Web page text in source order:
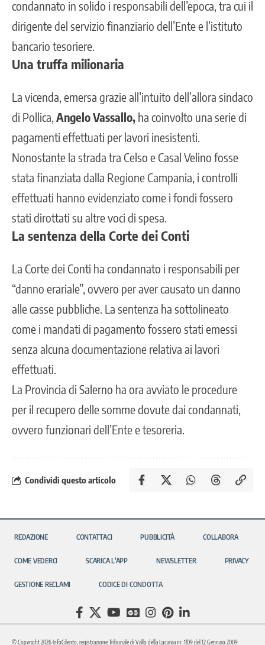
condannato in solido i responsabili dell’epoca, tra cui il
dirigente del servizio finanziario dell’Ente e l’istituto
bancario tesoriere.
Una truffa milionaria
La vicenda, emersa grazie all’intuito dell’allora sindaco
di Pollica, Angelo Vassallo, ha coinvolto una serie di
pagamenti effettuati per lavori inesistenti.
Nonostante la strada tra Celso e Casal Velino fosse
stata finanziata dalla Regione Campania, i controlli
effettuati hanno evidenziato come i fondi fossero
stati dirottati su altre voci di spesa.
La sentenza della Corte dei Conti
La Corte dei Conti ha condannato i responsabili per
“danno erariale”, ovvero per aver causato un danno
alle casse pubbliche. La sentenza ha sottolineato
come i mandati di pagamento fossero stati emessi
senza alcuna documentazione relativa ai lavori
effettuati.
La Provincia di Salerno ha ora avviato le procedure
per il recupero delle somme dovute dai condannati,
ovvero funzionari dell’Ente e tesoreria.
Condividi questo articolo
REDAZIONE CONTATTACI PUBBLICITÀ COLLABORA
COME VEDERCI SCARICA L’APP NEWSLETTER PRIVACY
GESTIONE RECLAMI CODICE DI CONDOTTA
© Copyright 2026 InfoCilento, registrazione Tribunale di Vallo della Lucania nr. 1/09 del 12 Gennaio 2009.